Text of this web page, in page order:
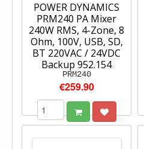
POWER DYNAMICS
PRM240 PA Mixer
240W RMS, 4-Zone, 8
Ohm, 100V, USB, SD,
BT 220VAC / 24VDC
Backup 952.154
PRM240
€259.90